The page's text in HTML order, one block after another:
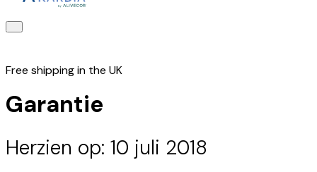
Free shipping in the UK
Garantie
Herzien op: 10 juli 2018